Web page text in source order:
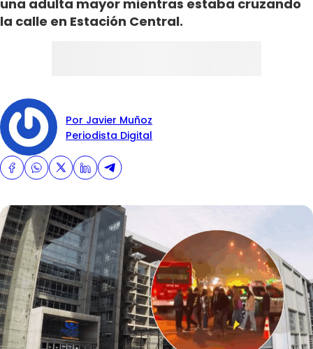
una adulta mayor mientras estaba cruzando
la calle en Estación Central.
Por Javier Muñoz
Periodista Digital